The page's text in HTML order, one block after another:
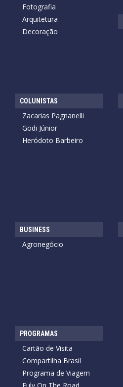
Fotografia
Arquitetura
Decoração
COLUNISTAS
Zacarias Pagnanelli
Godi Júnior
Heródoto Barbeiro
BUSINESS
Agronegócio
PROGRAMAS
Cartão de Visita
Compartilha Brasil
Programa de Viagem